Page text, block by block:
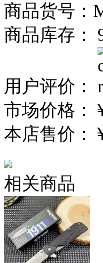
商品货号：
商品库存：
用户评价：
市场价格：
本店售价：
相关商品